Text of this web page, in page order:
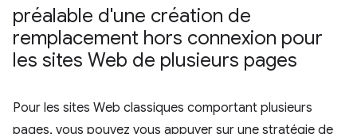
préalable d'une création de
remplacement hors connexion pour
les sites Web de plusieurs pages
Pour les sites Web classiques comportant plusieurs
pages, vous pouvez vous appuyer sur une stratégie de